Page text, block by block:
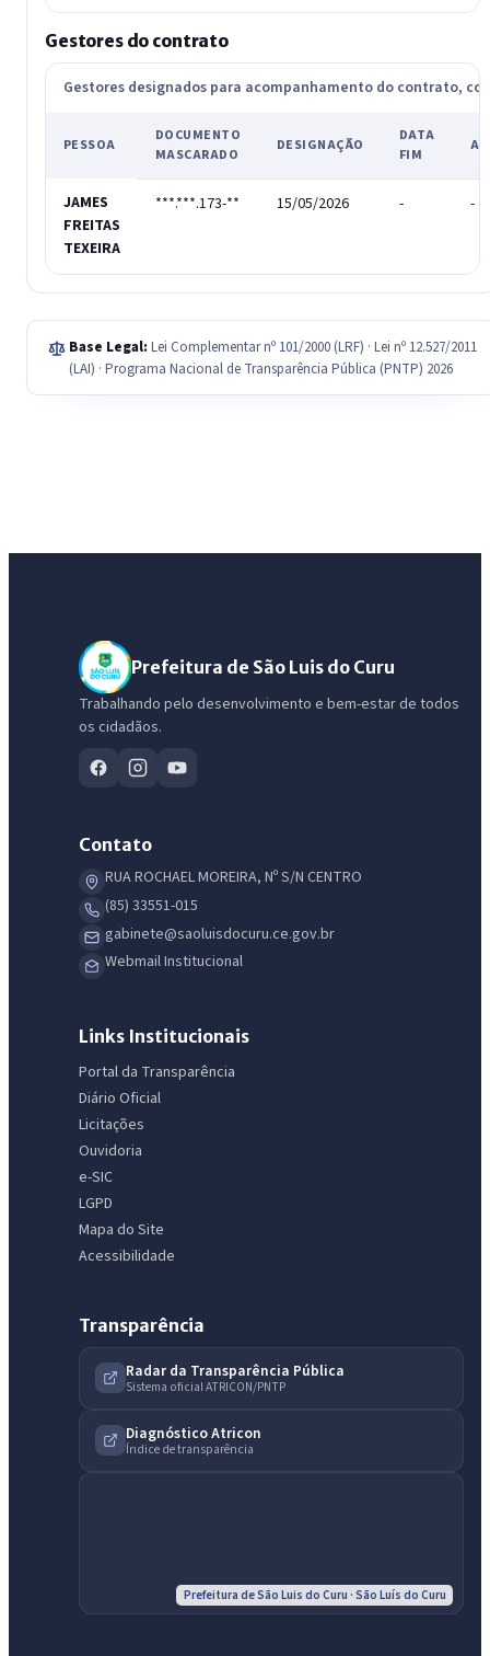
Gestores do contrato
Gestores designados para acompanhamento do contrato,
PESSOA
DOCUMENTO
MASCARADO
DESIGNAÇÃO
DATA
FIM
JAMES
FREITAS
TEXEIRA
***.***.173-** 15/05/2026 - -
Base Legal: Lei Complementar nº 101/2000 (LRF) · Lei nº 12.527/2011
(LAI) · Programa Nacional de Transparência Pública (PNTP) 2026
Prefeitura de São Luis do Curu
Trabalhando pelo desenvolvimento e bem-estar de todos
os cidadãos.
Contato
RUA ROCHAEL MOREIRA, Nº S/N CENTRO
(85) 33551-015
gabinete@saoluisdocuru.ce.gov.br
Webmail Institucional
Links Institucionais
Portal da Transparência
Diário Oficial
Licitações
Ouvidoria
e-SIC
LGPD
Mapa do Site
Acessibilidade
Transparência
Radar da Transparência Pública
Sistema oficial ATRICON/PNTP
Diagnóstico Atricon
Índice de transparência
Prefeitura de São Luis do Curu · São Luís do Curu